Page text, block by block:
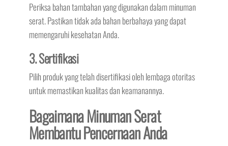
Periksa bahan tambahan yang digunakan dalam minuman
serat. Pastikan tidak ada bahan berbahaya yang dapat
memengaruhi kesehatan Anda.
3. Sertifikasi
Pilih produk yang telah disertifikasi oleh lembaga otoritas
untuk memastikan kualitas dan keamanannya.
Bagaimana Minuman Serat
Membantu Pencernaan Anda